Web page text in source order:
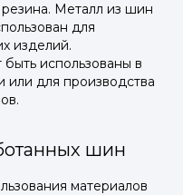
Металл из шин
для
изделий.
использованы в
или для производства
шин
материалов